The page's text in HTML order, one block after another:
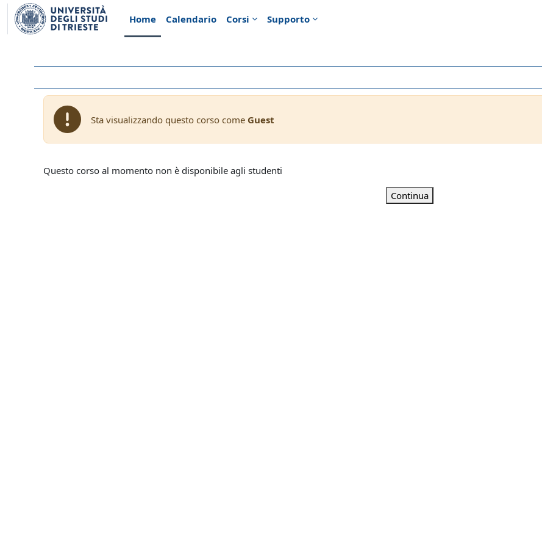
Vai al contenuto principale
Home
Calendario Corsi Supporto
Sta visualizzando questo corso come Guest
Questo corso al momento non è disponibile agli studenti
Continua